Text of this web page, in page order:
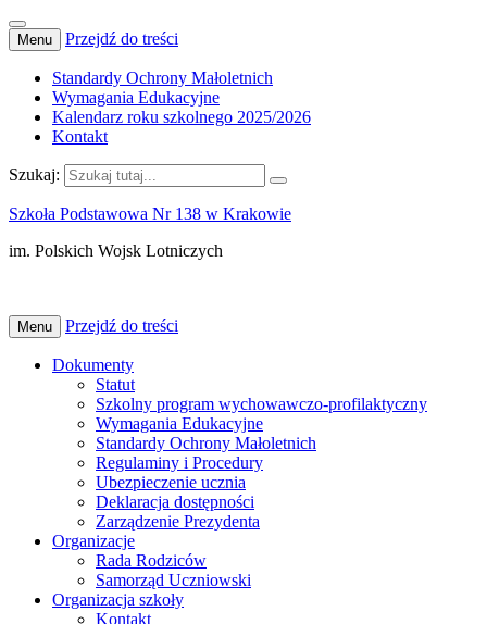
Menu Przejdź do treści
Standardy Ochrony Małoletnich
Wymagania Edukacyjne
Kalendarz roku szkolnego 2025/2026
Kontakt
Szukaj:
Szkoła Podstawowa Nr 138 w Krakowie
im. Polskich Wojsk Lotniczych
Menu Przejdź do treści
Dokumenty
Statut
Szkolny program wychowawczo-profilaktyczny
Wymagania Edukacyjne
Standardy Ochrony Małoletnich
Regulaminy i Procedury
Ubezpieczenie ucznia
Deklaracja dostępności
Zarządzenie Prezydenta
Organizacje
Rada Rodziców
Samorząd Uczniowski
Organizacja szkoły
Kontakt